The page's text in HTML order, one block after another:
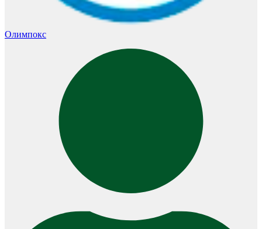
Олимпокс